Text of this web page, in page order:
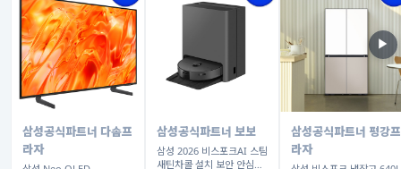
삼성공식파트너 다솜프
라자
삼성공식파트너 보보
삼성 2026 비스포크AI 스팀
새틴차콜 설치 보안 안심
삼성공식파트너 평강프
라자
▶